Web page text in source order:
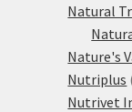
Natural
Nature's
Nutriplus
Nutrivet